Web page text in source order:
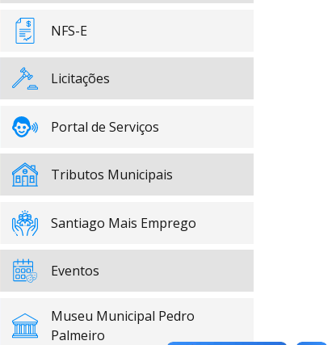
NFS-E
Licitações
Portal de Serviços
Tributos Municipais
Santiago Mais Emprego
Eventos
Museu Municipal Pedro
Palmeiro